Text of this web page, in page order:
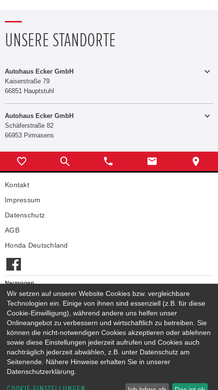
UNSERE STANDORTE
Autohaus Ecker GmbH
Kaiserstraße 79
66851 Hauptstuhl
Telefon:
+49 6372 4607
Autohaus Hauptstuhl
Samstag
Autohaus Ecker GmbH
Schäferstraße 82
66953 Pirmasens
E-MAIL SENDEN
Autohaus Pirmasens
Samstag
Kontakt
Impressum
Datenschutz
AGB
Honda Deutschland
Neuwagen
Honda Neuwagen
Gebrauchtwagen
Honda Gebrauchtwagen
Honda Vorführwagen
Gesamtbestand
NEUWAGENMODELLE
HONDA JAZZ E:HEV
HONDA CIVIC E:HEV
HONDA PRELUDE E:HEV
Wir setzen auf unserer Website Cookies bzw. vergleichbare
Technologien ein. Einige von ihnen sind essenziell (z.B. für diese
Cookie-Einwilligung), während andere uns helfen unser
Onlineangebot zu verbessern und wirtschaftlich zu betreiben. Sie
können die nicht-notwendigen Cookies akzeptieren oder ablehnen
sowie diese Einstellungen jederzeit aufrufen und Cookies auch
nachträglich jederzeit abwählen, z.B. unter Datenschutz am
Seitenende. Nähere Hinweise erhalten Sie in unserer
Datenschutzerklärung.